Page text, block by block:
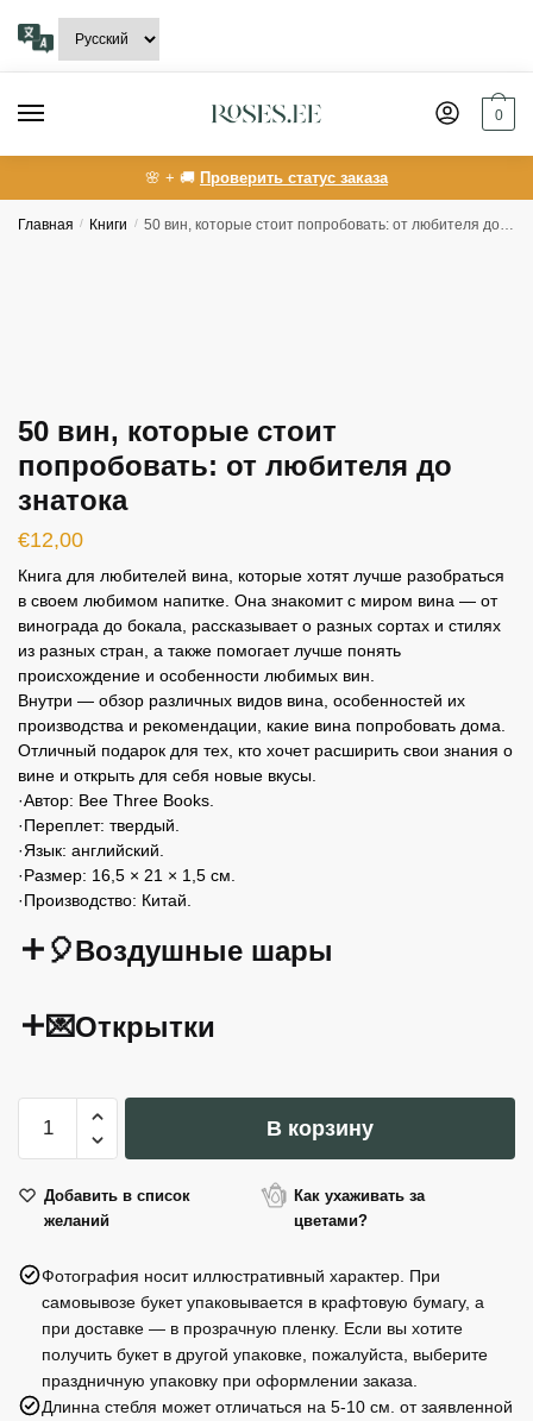
navigation
content
0
🌸 + 🚚 Проверить статус заказа
Главная / Книги / 50 вин, которые стоит попробовать: от любителя до знатока
50 вин, которые стоит
попробовать: от любителя до
знатока
€12,00
Книга для любителей вина, которые хотят лучше разобраться
в своем любимом напитке. Она знакомит с миром вина — от
винограда до бокала, рассказывает о разных сортах и стилях
из разных стран, а также помогает лучше понять
происхождение и особенности любимых вин.
Внутри — обзор различных видов вина, особенностей их
производства и рекомендации, какие вина попробовать дома.
Отличный подарок для тех, кто хочет расширить свои знания о
вине и открыть для себя новые вкусы.
·Автор: Bee Three Books.
·Переплет: твердый.
·Язык: английский.
·Размер: 16,5 × 21 × 1,5 см.
·Производство: Китай.
🎈Воздушные шары
💌Открытки
Количество
товара
вин,
которые
попробовать:
любителя
знатока
В корзину
Добавить в список
желаний
Как ухаживать за
цветами?
Фотография носит иллюстративный характер. При
самовывозе букет упаковывается в крафтовую бумагу, а
при доставке — в прозрачную пленку. Если вы хотите
получить букет в другой упаковке, пожалуйста, выберите
праздничную упаковку при оформлении заказа.
Длинна стебля может отличаться на 5-10 см. от заявленной